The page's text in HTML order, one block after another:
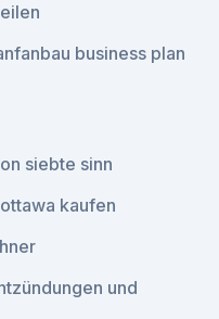
business plan
siebte sinn
kaufen
und